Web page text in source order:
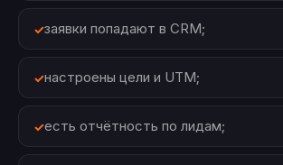
заявки попадают в CRM;
настроены цели и UTM;
есть отчётность по лидам;